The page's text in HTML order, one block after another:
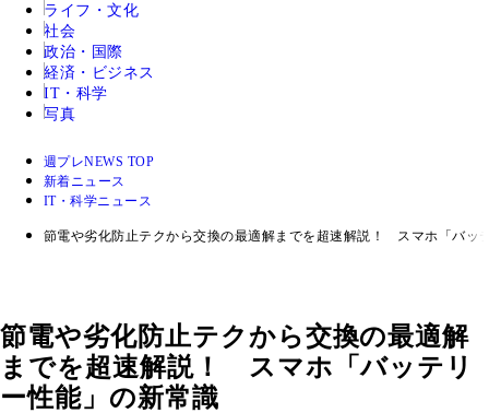
ライフ・文化
社会
政治・国際
経済・ビジネス
IT・科学
写真
週プレNEWS TOP
新着ニュース
IT・科学ニュース
節電や劣化防止テクから交換の最適解までを超速解説！ スマホ「バッ
節電や劣化防止テクから交換の最適解
までを超速解説！ スマホ「バッテリ
ー性能」の新常識